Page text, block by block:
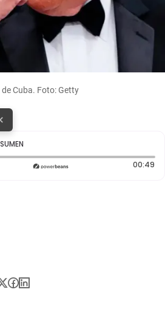
Cuba. Foto: Getty
0 segundos 00:49